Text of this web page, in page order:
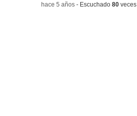
-hace 5 años - Escuchado80 veces